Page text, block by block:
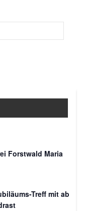
Forstwald Maria
Treff mit ab